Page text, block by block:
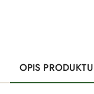
OPIS PRODUKTU